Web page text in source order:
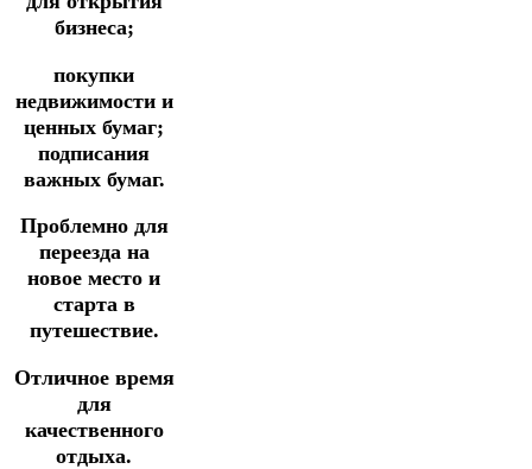
бизнеса;
покупки
недвижимости и
ценных бумаг;
подписания
важных бумаг.
Проблемно для
переезда на
новое место и
старта в
путешествие.
Отличное время
для
качественного
отдыха.